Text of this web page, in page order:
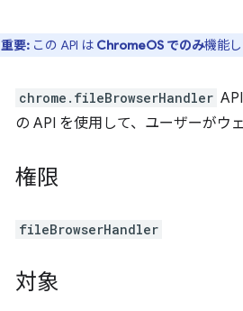
重要: この API は ChromeOS でのみ機能し
chrome.fileBrowserHandler
の API を使用して、ユーザーがウ
権限
fileBrowserHandler
対象